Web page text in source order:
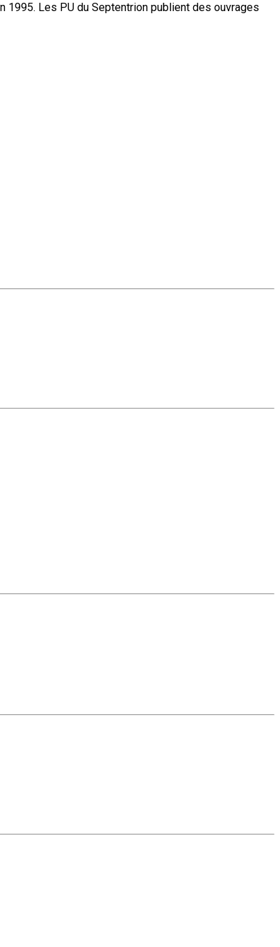
Les PU du Septentrion publient des ouvrages